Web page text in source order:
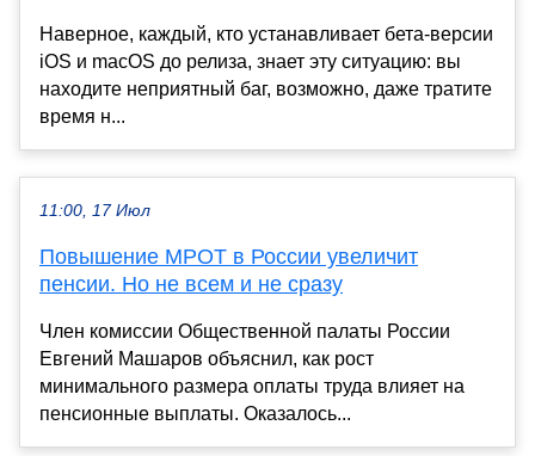
Наверное, каждый, кто устанавливает бета-версии
iOS и macOS до релиза, знает эту ситуацию: вы
находите неприятный баг, возможно, даже тратите
время н...
11:00, 17 Июл
Повышение МРОТ в России увеличит
пенсии. Но не всем и не сразу
Член комиссии Общественной палаты России
Евгений Машаров объяснил, как рост
минимального размера оплаты труда влияет на
пенсионные выплаты. Оказалось...